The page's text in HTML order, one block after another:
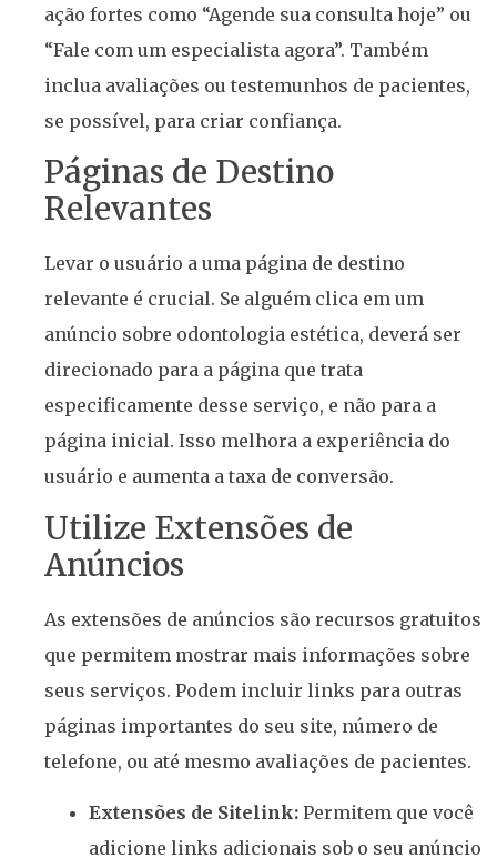
ação fortes como “Agende sua consulta hoje” ou
“Fale com um especialista agora”. Também
inclua avaliações ou testemunhos de pacientes,
se possível, para criar confiança.
Páginas de Destino
Relevantes
Levar o usuário a uma página de destino
relevante é crucial. Se alguém clica em um
anúncio sobre odontologia estética, deverá ser
direcionado para a página que trata
especificamente desse serviço, e não para a
página inicial. Isso melhora a experiência do
usuário e aumenta a taxa de conversão.
Utilize Extensões de
Anúncios
As extensões de anúncios são recursos gratuitos
que permitem mostrar mais informações sobre
seus serviços. Podem incluir links para outras
páginas importantes do seu site, número de
telefone, ou até mesmo avaliações de pacientes.
Extensões de Sitelink: Permitem que você
adicione links adicionais sob o seu anúncio